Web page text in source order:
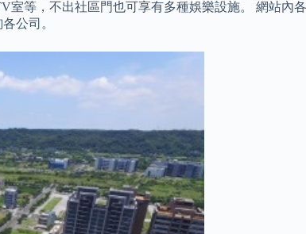
等，不出社區門也可享有多種娛樂設施。 網站內
公司。